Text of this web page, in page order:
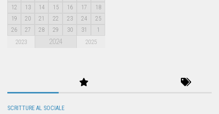
12
13 14 15 16 17
18
19
20 21 22 23 24
25
26
27 28 29 30 31 1
2023 2024 2025
SCRITTURE AL SOCIALE